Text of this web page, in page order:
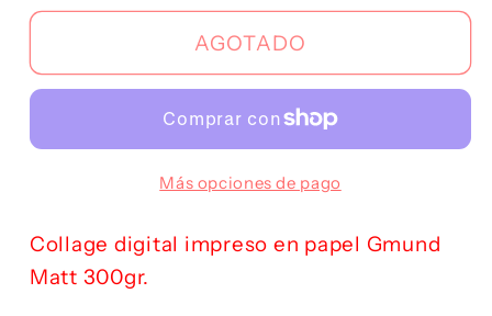
or
or
TreatAGOTADO
Más opciones de pago
Collage digital impreso en papel Gmund
Matt 300gr.